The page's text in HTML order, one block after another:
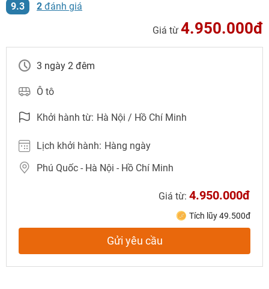
9.3 2 đánh giá
Giá từ 4.950.000đ
3 ngày 2 đêm
Ô tô
Khởi hành từ: Hà Nội / Hồ Chí Minh
Lịch khởi hành: Hàng ngày
Phú Quốc - Hà Nội - Hồ Chí Minh
Giá từ: 4.950.000đ
Tích lũy 49.500đ
Gửi yêu cầu
TƯ VẤN NGAY
TƯ VẤN NGAY